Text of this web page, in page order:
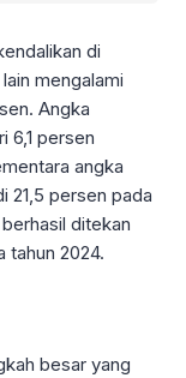
di
mengalami
Angka
6,1 persen
angka
21,5 persen pada
ditekan
tahun 2024.
besar yang